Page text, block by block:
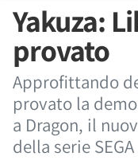
Yakuza:
provato
Approfittando
provato la
a Dragon, il
della serie SEGA